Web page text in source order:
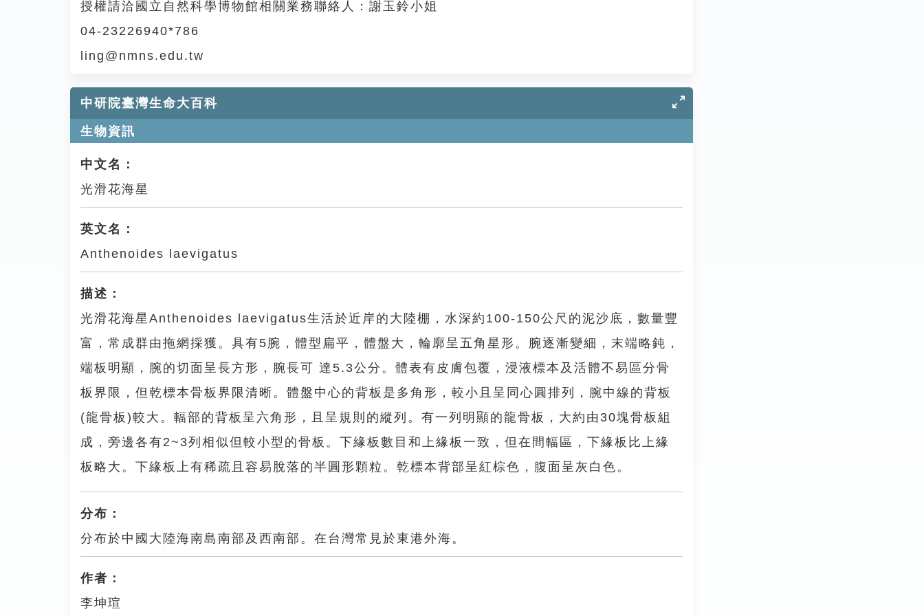
授權請洽國立自然科學博物館相關業務聯絡人：謝玉鈴小姐
04-23226940*786
ling@nmns.edu.tw
中研院臺灣生命大百科
生物資訊
中文名：
光滑花海星
英文名：
Anthenoides laevigatus
描述：
光滑花海星Anthenoides laevigatus生活於近岸的大陸棚，水深約100-150公尺的泥沙底，數量豐
富，常成群由拖網採獲。具有5腕，體型扁平，體盤大，輪廓呈五角星形。腕逐漸變細，末端略鈍，
端板明顯，腕的切面呈長方形，腕長可 達5.3公分。體表有皮膚包覆，浸液標本及活體不易區分骨
板界限，但乾標本骨板界限清晰。體盤中心的背板是多角形，較小且呈同心圓排列，腕中線的背板
(龍骨板)較大。輻部的背板呈六角形，且呈規則的縱列。有一列明顯的龍骨板，大約由30塊骨板組
成，旁邊各有2~3列相似但較小型的骨板。下緣板數目和上緣板一致，但在間輻區，下緣板比上緣
板略大。下緣板上有稀疏且容易脫落的半圓形顆粒。乾標本背部呈紅棕色，腹面呈灰白色。
分布：
分布於中國大陸海南島南部及西南部。在台灣常見於東港外海。
作者：
李坤瑄